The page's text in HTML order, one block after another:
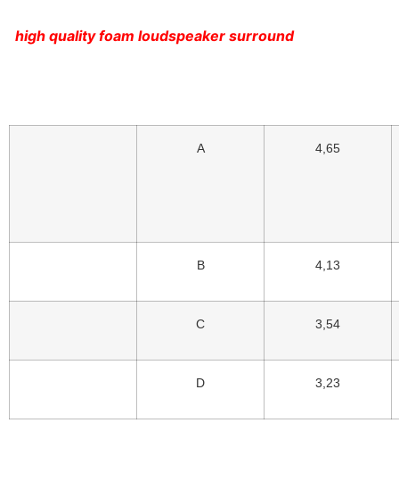
high quality foam loudspeaker surround
A 4,65
B 4,13
C 3,54
D 3,23